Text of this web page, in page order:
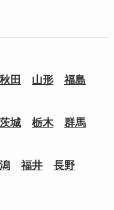
秋田 山形 福島
茨城 栃木 群馬
福井 長野